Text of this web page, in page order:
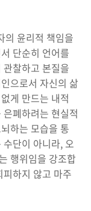
의 윤리적 책임을
단순히 언어를
찰하고 본질을
으로서 자신의 삶
게 만드는 내적
폐하려는 현실적
하는 모습을 통
단이 아니라, 오
행위임을 강조합
하지 않고 마주